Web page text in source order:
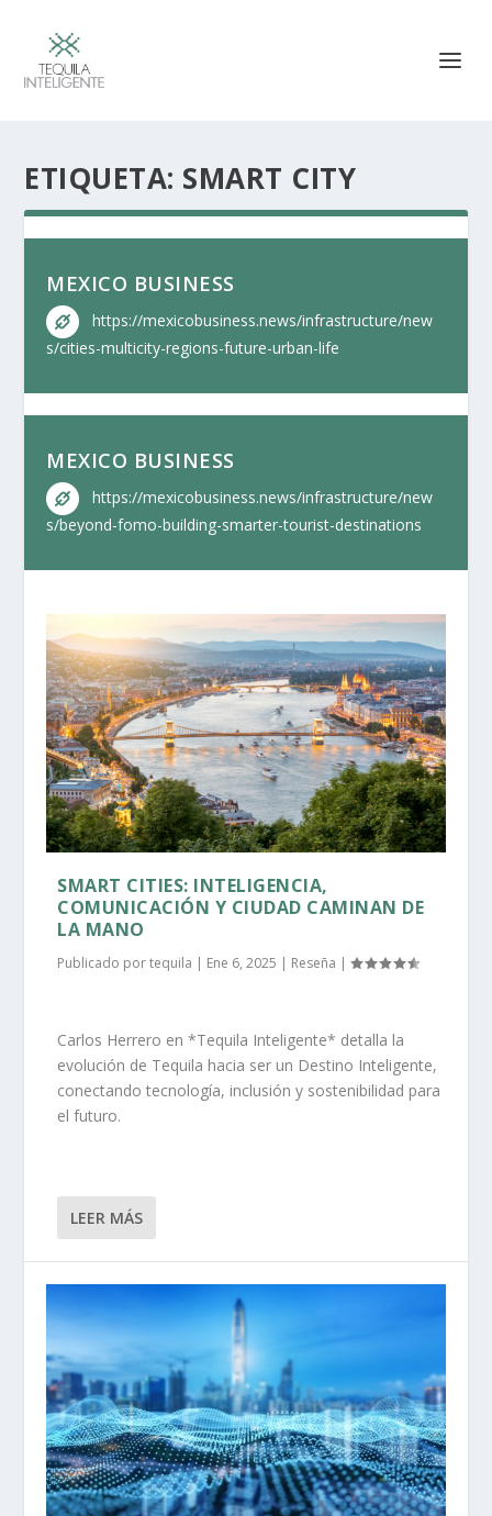
ETIQUETA: SMART CITY
MEXICO BUSINESS
https://mexicobusiness.news/infrastructure/new
s/cities-multicity-regions-future-urban-life
MEXICO BUSINESS
https://mexicobusiness.news/infrastructure/new
s/beyond-fomo-building-smarter-tourist-destinations
SMART CITIES: INTELIGENCIA,
COMUNICACIÓN Y CIUDAD CAMINAN DE
LA MANO
Publicado portequila | Ene 6, 2025 | Reseña |
Carlos Herrero en *Tequila Inteligente* detalla la
evolución de Tequila hacia ser un Destino Inteligente,
conectando tecnología, inclusión y sostenibilidad para
el futuro.
LEER MÁS